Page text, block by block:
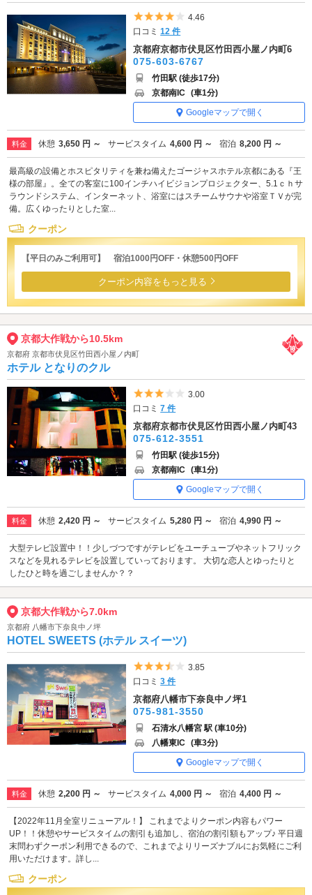
5つ星のうち4
4.46
口コミ12 件
京都府京都市伏見区竹田西小屋ノ内町6
075-603-6767
竹田駅 (徒歩17分)
京都南IC (車1分)
Googleマップで開く
料金 休憩 3,650 円 ～ サービスタイム 4,600 円 ～ 宿泊 8,200 円 ～
最高級の設備とホスピタリティを兼ね備えたゴージャスホテル京都にある『王
様の部屋』。全ての客室に100インチハイビジョンプロジェクター、5.1ｃｈサ
ラウンドシステム、インターネット、浴室にはスチームサウナや浴室ＴＶが完
備。広くゆったりとした室...
クーポン
【平日のみご利用可】 宿泊1000円OFF・休憩500円OFF
クーポン内容をもっと見る
京都大作戦から10.5km
京都府 京都市伏見区竹田西小屋ノ内町
ホテル となりのクル
5つ星のうち3
3.00
口コミ7 件
京都府京都市伏見区竹田西小屋ノ内町43
075-612-3551
竹田駅 (徒歩15分)
京都南IC (車1分)
Googleマップで開く
料金 休憩 2,420 円 ～ サービスタイム 5,280 円 ～ 宿泊 4,990 円 ～
大型テレビ設置中！！少しづつですがテレビをユーチューブやネットフリック
スなどを見れるテレビを設置していっております。 大切な恋人とゆったりと
したひと時を過ごしませんか？？
京都大作戦から7.0km
京都府 八幡市下奈良中ノ坪
HOTEL SWEETS (ホテル スイーツ)
5つ星のうち3.5
3.85
口コミ3 件
京都府八幡市下奈良中ノ坪1
075-981-3550
石清水八幡宮 駅 (車10分)
八幡東IC (車3分)
Googleマップで開く
料金 休憩 2,200 円 ～ サービスタイム 4,000 円 ～ 宿泊 4,400 円 ～
【2022年11月全室リニューアル！】 これまでよりクーポン内容もパワー
UP！！休憩やサービスタイムの割引も追加し、宿泊の割引額もアップ♪ 平日週
末問わずクーポン利用できるので、これまでよりリーズナブルにお気軽にご利
用いただけます。詳し...
クーポン